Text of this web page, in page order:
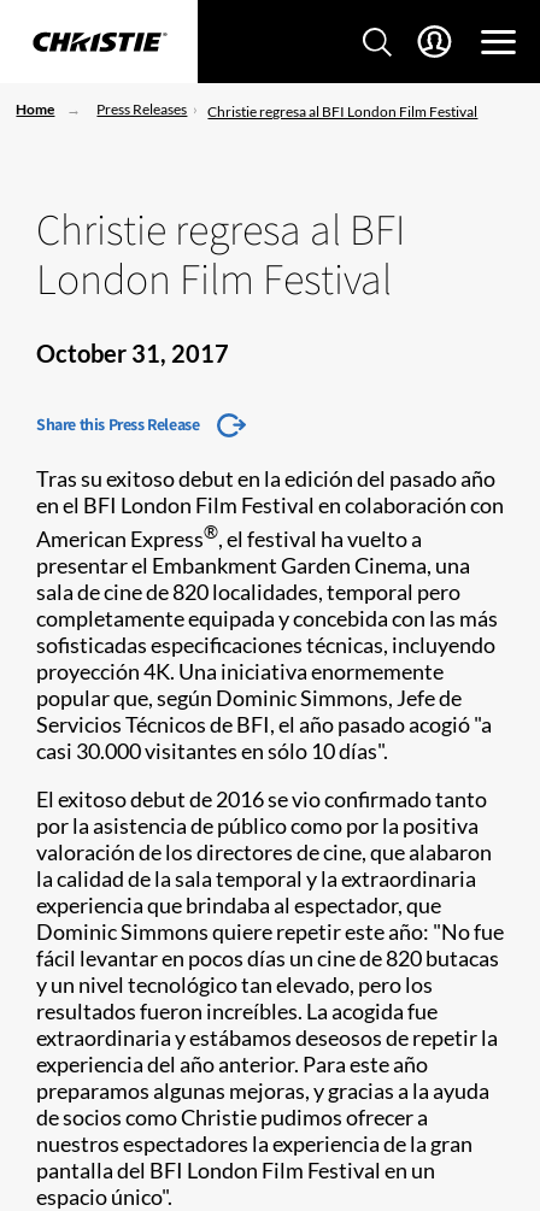
Home Press Releases Christie regresa al BFI London Film Festival
Christie regresa al BFI
London Film Festival
October 31, 2017
Share this Press Release
Tras su exitoso debut en la edición del pasado año
en el BFI London Film Festival en colaboración con
American Express®, el festival ha vuelto a
presentar el Embankment Garden Cinema, una
sala de cine de 820 localidades, temporal pero
completamente equipada y concebida con las más
sofisticadas especificaciones técnicas, incluyendo
proyección 4K. Una iniciativa enormemente
popular que, según Dominic Simmons, Jefe de
Servicios Técnicos de BFI, el año pasado acogió "a
casi 30.000 visitantes en sólo 10 días".
El exitoso debut de 2016 se vio confirmado tanto
por la asistencia de público como por la positiva
valoración de los directores de cine, que alabaron
la calidad de la sala temporal y la extraordinaria
experiencia que brindaba al espectador, que
Dominic Simmons quiere repetir este año: "No fue
fácil levantar en pocos días un cine de 820 butacas
y un nivel tecnológico tan elevado, pero los
resultados fueron increíbles. La acogida fue
extraordinaria y estábamos deseosos de repetir la
experiencia del año anterior. Para este año
preparamos algunas mejoras, y gracias a la ayuda
de socios como Christie pudimos ofrecer a
nuestros espectadores la experiencia de la gran
pantalla del BFI London Film Festival en un
espacio único".